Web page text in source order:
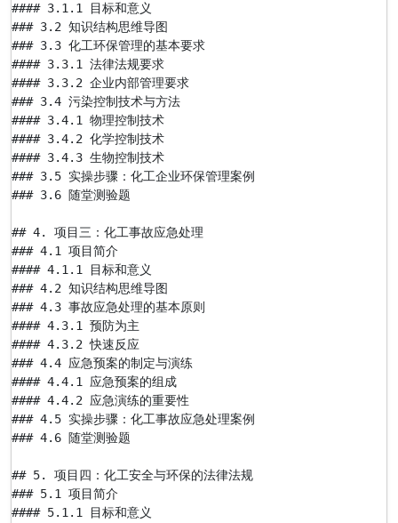
#### 3.1.1 目标和意义
### 3.2 知识结构思维导图
### 3.3 化工环保管理的基本要求
#### 3.3.1 法律法规要求
#### 3.3.2 企业内部管理要求
### 3.4 污染控制技术与方法
#### 3.4.1 物理控制技术
#### 3.4.2 化学控制技术
#### 3.4.3 生物控制技术
### 3.5 实操步骤：化工企业环保管理案例
### 3.6 随堂测验题
## 4. 项目三：化工事故应急处理
### 4.1 项目简介
#### 4.1.1 目标和意义
### 4.2 知识结构思维导图
### 4.3 事故应急处理的基本原则
#### 4.3.1 预防为主
#### 4.3.2 快速反应
### 4.4 应急预案的制定与演练
#### 4.4.1 应急预案的组成
#### 4.4.2 应急演练的重要性
### 4.5 实操步骤：化工事故应急处理案例
### 4.6 随堂测验题
## 5. 项目四：化工安全与环保的法律法规
### 5.1 项目简介
#### 5.1.1 目标和意义